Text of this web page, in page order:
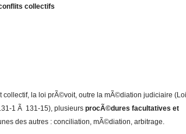
collectifs
collectif, la loi prÃ©voit, outre la mÃ©diation judiciaire
1 Ã 131-15), plusieurs procÃ©dures facultatives et
des autres : conciliation, mÃ©diation, arbitrage.